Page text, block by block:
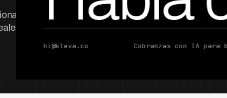
hi@kleva.co Cobranzas con IA para
para